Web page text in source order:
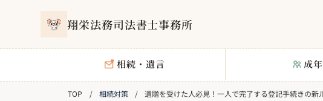
翔栄法務司法書士事務所
相続・遺言 成
相続対策 遺贈を受けた人必見！一人で完了する登記手続きの新